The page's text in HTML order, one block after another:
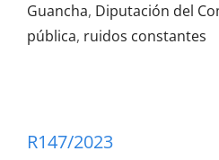
Guancha, Diputación del
pública, ruidos constantes
R147/2023